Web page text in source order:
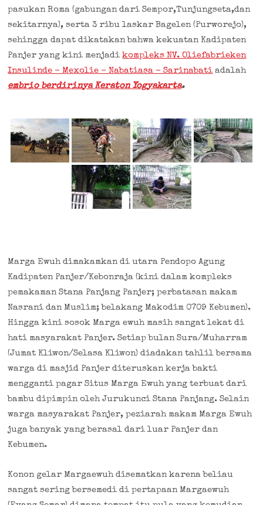
pasukan Roma (gabungan dari Sempor,Tunjungseta,dan
sekitarnya), serta 3 ribu laskar Bagelen (Purworejo),
sehingga dapat dikatakan bahwa kekuatan Kadipaten
Panjer yang kini menjadikompleks NV. Oliefabrieken
Insulinde – Mexolie – Nabatiasa – Sarinabatiadalah
embrio berdirinya Keraton Yogyakarta.
Marga Ewuh dimakamkan di utara Pendopo Agung
Kadipaten Panjer/Kebonraja (kini dalam kompleks
pemakaman Stana Panjang Panjer; perbatasan makam
Nasrani dan Muslim; belakang Makodim 0709 Kebumen).
Hingga kini sosok Marga ewuh masih sangat lekat di
hati masyarakat Panjer. Setiap bulan Sura/Muharram
(Jumat Kliwon/Selasa Kliwon) diadakan tahlil bersama
warga di masjid Panjer diteruskan kerja bakti
mengganti pagar Situs Marga Ewuh yang terbuat dari
bambu dipimpin oleh Jurukunci Stana Panjang. Selain
warga masyarakat Panjer, peziarah makam Marga Ewuh
juga banyak yang berasal dari luar Panjer dan
Kebumen.
Konon gelar Margaewuh disematkan karena beliau
sangat sering bersemedi di pertapaan Margaewuh